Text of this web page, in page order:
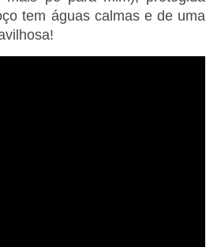
tem águas calmas e de uma